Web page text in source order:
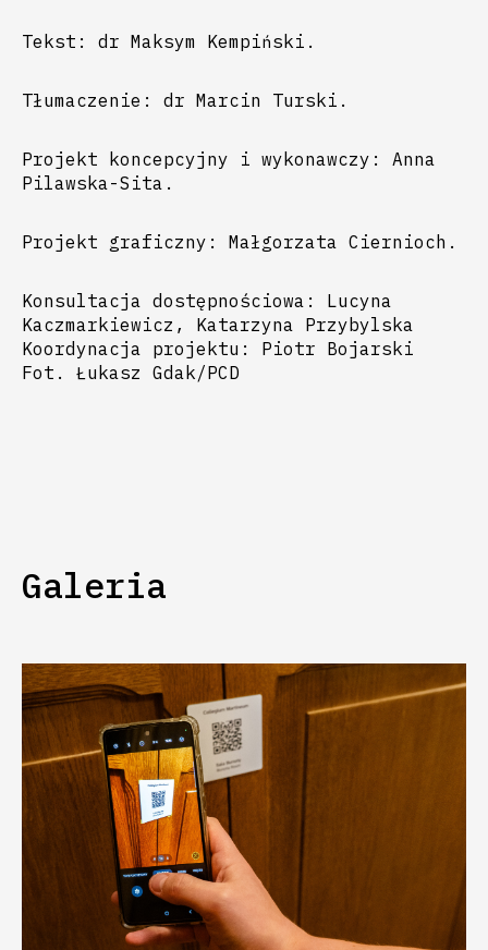
Tekst: dr Maksym Kempiński.
Tłumaczenie: dr Marcin Turski.
Projekt koncepcyjny i wykonawczy: Anna
Pilawska-Sita.
Projekt graficzny: Małgorzata Ciernioch.
Konsultacja dostępnościowa: Lucyna
Kaczmarkiewicz, Katarzyna Przybylska
Koordynacja projektu: Piotr Bojarski
Fot. Łukasz Gdak/PCD
Galeria